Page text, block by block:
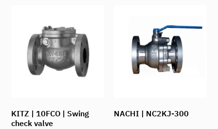
KITZ | 10FCO | Swing
check valve
NACHI | NC2KJ-300